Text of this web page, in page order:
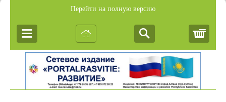
Перейти на полную версию